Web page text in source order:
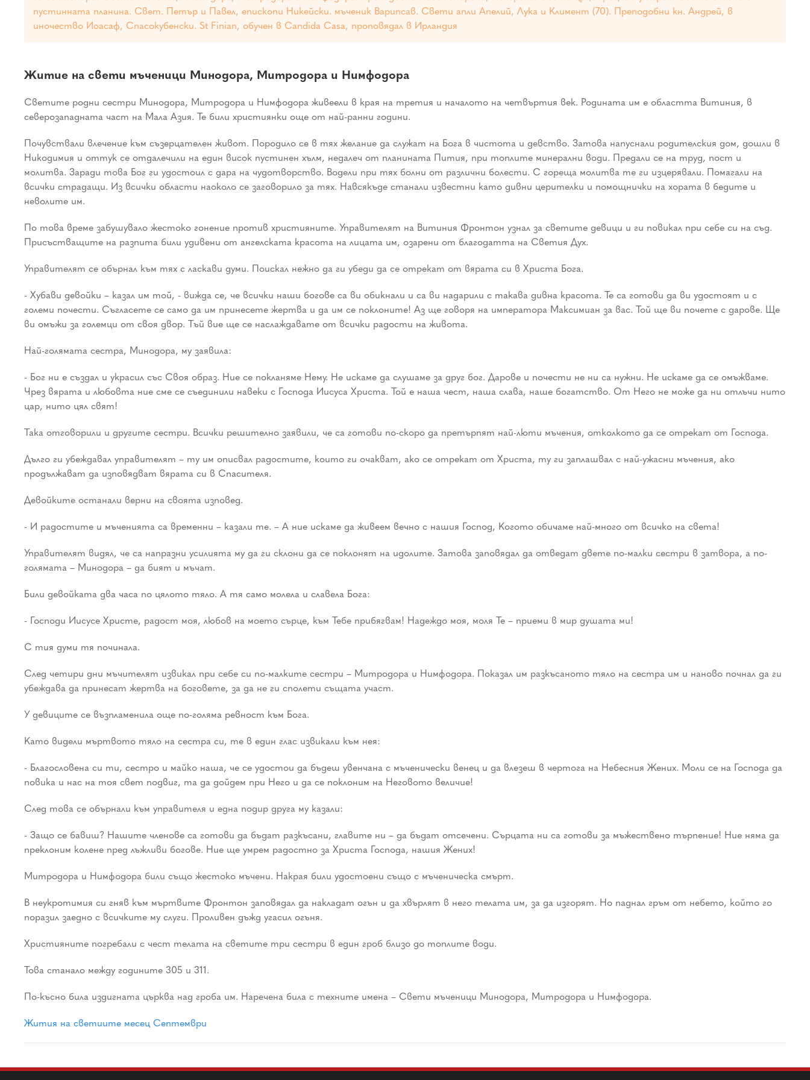
пустинната планина. Свет. Петър и Павел, епископи Никейски. мъченик Варипсав. Свети апли Апелий, Лука и Климент (70). Преподобни кн. Андрей, в
иночество Иоасаф, Спасокубенски. St Finian, обучен в Candida Casa, проповядал в Ирландия
Житие на свети мъченици Минодора, Митродора и Нимфодора
Светите родни сестри Минодора, Митродора и Нимфодора живеели в края на третия и началото на четвъртия век. Родината им е областта Витиния, в
северозападната част на Мала Азия. Те били християнки още от най-ранни години.
Почувствали влечение към съзерцателен живот. Породило се в тях желание да служат на Бога в чистота и девство. Затова напуснали родителския дом, дошли в
Никодимия и оттук се отдалечили на един висок пустинен хълм, недалеч от планината Пития, при топлите минерални води. Предали се на труд, пост и
молитва. Заради това Бог ги удостоил с дара на чудотворство. Водели при тях болни от различни болести. С гореща молитва те ги изцерявали. Помагали на
всички страдащи. Из всички области наоколо се заговорило за тях. Навсякъде станали известни като дивни церителки и помощнички на хората в бедите и
неволите им.
По това време забушувало жестоко гонение против християните. Управителят на Витиния Фронтон узнал за светите девици и ги повикал при себе си на съд.
Присъстващите на разпита били удивени от ангелската красота на лицата им, озарени от благодатта на Светия Дух.
Управителят се обърнал към тях с ласкави думи. Поискал нежно да ги убеди да се отрекат от вярата си в Христа Бога.
- Хубави девойки – казал им той, - вижда се, че всички наши богове са ви обикнали и са ви надарили с такава дивна красота. Те са готови да ви удостоят и с
големи почести. Съгласете се само да им принесете жертва и да им се поклоните! Аз ще говоря на императора Максимиан за вас. Той ще ви почете с дарове. Ще
ви омъжи за големци от своя двор. Тъй вие ще се наслаждавате от всички радости на живота.
Най-голямата сестра, Минодора, му заявила:
- Бог ни е създал и украсил със Своя образ. Ние се покланяме Нему. Не искаме да слушаме за друг бог. Дарове и почести не ни са нужни. Не искаме да се омъжваме.
Чрез вярата и любовта ние сме се съединили навеки с Господа Иисуса Христа. Той е наша чест, наша слава, наше богатство. От Него не може да ни отлъчи нито
цар, нито цял свят!
Така отговорили и другите сестри. Всички решително заявили, че са готови по-скоро да претърпят най-люти мъчения, отколкото да се отрекат от Господа.
Дълго ги убеждавал управителят – ту им описвал радостите, които ги очакват, ако се отрекат от Христа, ту ги заплашвал с най-ужасни мъчения, ако
продължават да изповядват вярата си в Спасителя.
Девойките останали верни на своята изповед.
- И радостите и мъченията са временни – казали те. – А ние искаме да живеем вечно с нашия Господ, Когото обичаме най-много от всичко на света!
Управителят видял, че са напразни усилията му да ги склони да се поклонят на идолите. Затова заповядал да отведат двете по-малки сестри в затвора, а по-
голямата – Минодора – да бият и мъчат.
Били девойката два часа по цялото тяло. А тя само молела и славела Бога:
- Господи Иисусе Христе, радост моя, любов на моето сърце, към Тебе прибягвам! Надеждо моя, моля Те – приеми в мир душата ми!
С тия думи тя починала.
След четири дни мъчителят извикал при себе си по-малките сестри – Митродора и Нимфодора. Показал им разкъсаното тяло на сестра им и наново почнал да ги
убеждава да принесат жертва на боговете, за да не ги сполети същата участ.
У девиците се възпламенила още по-голяма ревност към Бога.
Като видели мъртвото тяло на сестра си, те в един глас извикали към нея:
- Благословена си ти, сестро и майко наша, че се удостои да бъдеш увенчана с мъченически венец и да влезеш в чертога на Небесния Жених. Моли се на Господа да
повика и нас на тоя свет подвиг, та да дойдем при Него и да се поклоним на Неговото величие!
След това се обърнали към управителя и една подир друга му казали:
- Защо се бавиш? Нашите членове са готови да бъдат разкъсани, главите ни – да бъдат отсечени. Сърцата ни са готови за мъжествено търпение! Ние няма да
преклоним колене пред лъжливи богове. Ние ще умрем радостно за Христа Господа, нашия Жених!
Митродора и Нимфодора били също жестоко мъчени. Накрая били удостоени също с мъченическа смърт.
В неукротимия си гняв към мъртвите Фронтон заповядал да накладат огън и да хвърлят в него телата им, за да изгорят. Но паднал гръм от небето, който го
поразил заедно с всичките му слуги. Проливен дъжд угасил огъня.
Християните погребали с чест телата на светите три сестри в един гроб близо до топлите води.
Това станало между годините 305 и 311.
По-късно била издигната църква над гроба им. Наречена била с техните имена – Свети мъченици Минодора, Митродора и Нимфодора.
Жития на светиите месец Септември